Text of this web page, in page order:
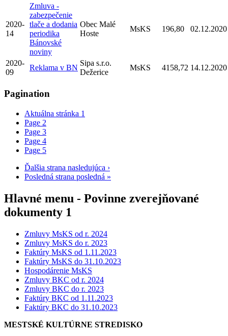
2020-
14
Zmluva -
zabezpečenie
tlače a dodania
periodika
Bánovské
noviny
Obec Malé
Hoste
MsKS 196,80 02.12.2020
2020-
09
Reklama v BN
Sipa s.r.o.
Dežerice
MsKS 4158,72 14.12.2020
Pagination
Aktuálna stránka 1
Page 2
Page 3
Page 4
Page 5
Ďalšia strana nasledujúca ›
Posledná strana posledná »
Hlavné menu - Povinne zverejňované
dokumenty 1
Zmluvy MsKS od r. 2024
Zmluvy MsKS do r. 2023
Faktúry MsKS od 1.11.2023
Faktúry MsKS do 31.10.2023
Hospodárenie MsKS
Zmluvy BKC od r. 2024
Zmluvy BKC do r. 2023
Faktúry BKC od 1.11.2023
Faktúry BKC do 31.10.2023
MESTSKÉ KULTÚRNE STREDISKO